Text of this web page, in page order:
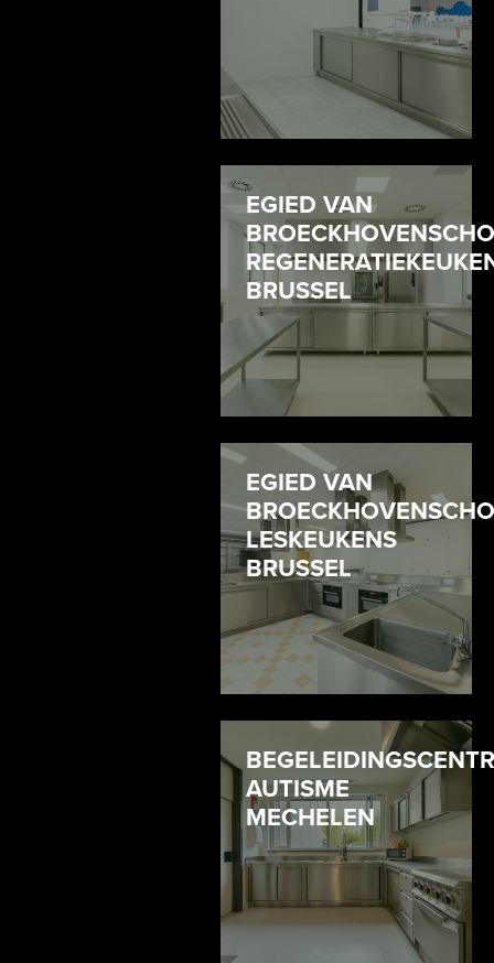
EGIED VAN
BRUSSEL
EGIED VAN
LESKEUKENS
BRUSSEL
AUTISME
MECHELEN